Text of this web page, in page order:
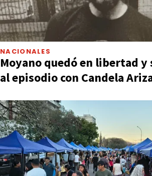
NACIONALES
Moyano quedó en libertad
al episodio con Candela